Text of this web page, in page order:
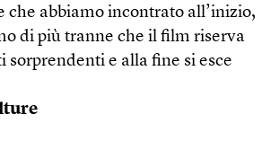
che abbiamo incontrato all’inizio,
di più tranne che il film riserva
sorprendenti e alla fine si esce